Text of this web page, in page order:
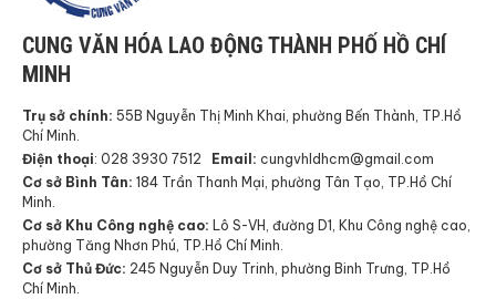
CUNG VĂN HÓA LAO ĐỘNG THÀNH PHỐ HỒ CHÍ
MINH
Trụ sở chính: 55B Nguyễn Thị Minh Khai, phường Bến Thành, TP.Hồ
Chí Minh.
Điện thoại: 028 3930 7512 Email: cungvhldhcm@gmail.com
Cơ sở Bình Tân: 184 Trần Thanh Mại, phường Tân Tạo, TP.Hồ Chí
Minh.
Cơ sở Khu Công nghệ cao: Lô S-VH, đường D1, Khu Công nghệ cao,
phường Tăng Nhơn Phú, TP.Hồ Chí Minh.
Cơ sở Thủ Đức: 245 Nguyễn Duy Trinh, phường Binh Trưng, TP.Hồ
Chí Minh.